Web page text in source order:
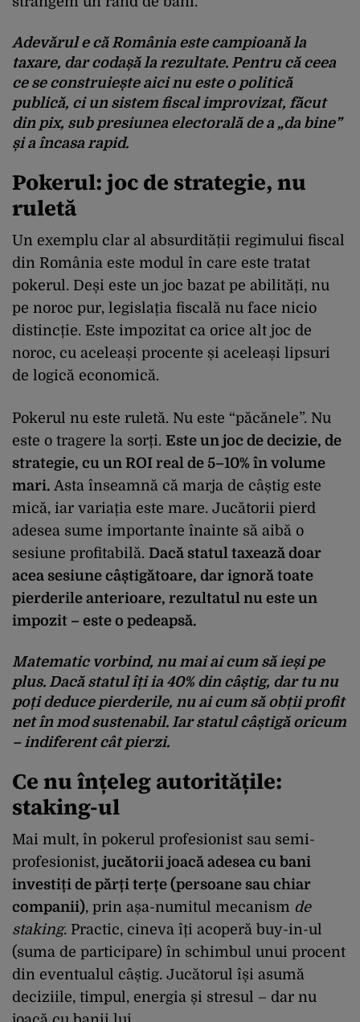
Adevărul e că România este campioană la
taxare, darcodașă la rezultate. Pentru că ceea
ce se construiește aici nu este o politică
publică, ci un sistem fiscal improvizat, făcut
din pix, sub presiunea electorală de a „da bine”
și a încasa rapid.
Pokerul: joc de strategie, nu
ruletă
Un exemplu clar al absurdității regimului fiscal
din România este modul în care este tratat
pokerul. Deși este un joc bazat pe abilități, nu
pe noroc pur, legislația fiscală nu face nicio
distincție. Este impozitat ca orice alt joc de
noroc, cu aceleași procente și aceleași lipsuri
de logică economică.
Pokerul nu este ruletă. Nu este “păcănele”. Nu
este o tragere la sorți. Este un joc de decizie, de
strategie, cu un ROI real de 5–10% în volume
mari. Asta înseamnă că marja de câștig este
mică, iar variația este mare. Jucătorii pierd
adesea sume importante înainte să aibă o
sesiune profitabilă. Dacă statul taxează doar
acea sesiune câștigătoare, dar ignoră toate
pierderile anterioare, rezultatul nu este un
impozit – este o pedeapsă.
Matematic vorbind, nu mai ai cum să ieși pe
plus. Dacă statul îți ia 40% din câștig, dar tu nu
poți deduce pierderile, nu ai cum să obții profit
net în mod sustenabil. Iar statul câștigă oricum
– indiferent cât pierzi.
Ce nu înțeleg autoritățile:
staking-ul
Mai mult, în pokerul profesionist sau semi-
profesionist, jucătorii joacă adesea cu bani
investiți de părți terțe (persoane sau chiar
companii), prin așa-numitul mecanism de
staking. Practic, cineva îți acoperă buy-in-ul
(suma de participare) în schimbul unui procent
din eventualul câștig. Jucătorul își asumă
deciziile, timpul, energia și stresul – dar nu